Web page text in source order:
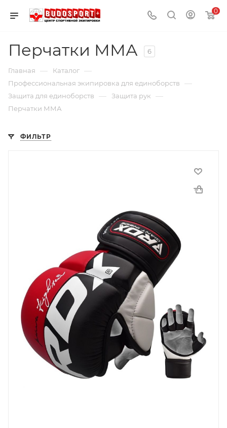
0
Перчатки ММА 6
Главная — Каталог —
Профессиональная экипировка для единоборств —
Защита для единоборств — Защита рук —
Перчатки ММА
ФИЛЬТР